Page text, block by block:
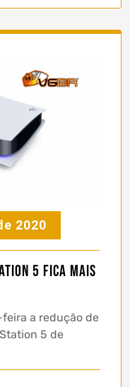
2020
5 fica mais
a redução de
5 de